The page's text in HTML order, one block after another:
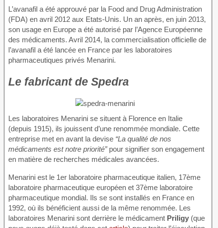
L’avanafil a été approuvé par la Food and Drug Administration
(FDA) en avril 2012 aux Etats-Unis. Un an après, en juin 2013,
son usage en Europe a été autorisé par l’Agence Européenne
des médicaments. Avril 2014, la commercialisation officielle de
l’avanafil a été lancée en France par les laboratoires
pharmaceutiques privés Menarini.
Le fabricant de Spedra
Les laboratoires Menarini se situent à Florence en Italie
(depuis 1915), ils jouissent d’une renommée mondiale. Cette
entreprise met en avant la devise “La qualité de nos
médicaments est notre priorité”pour signifier son engagement
en matière de recherches médicales avancées.
Menarini est le 1er laboratoire pharmaceutique italien, 17ème
laboratoire pharmaceutique européen et 37ème laboratoire
pharmaceutique mondial. Ils se sont installés en France en
1992, où ils bénéficient aussi de la même renommée. Les
laboratoires Menarini sont derrière le médicament Priligy (que